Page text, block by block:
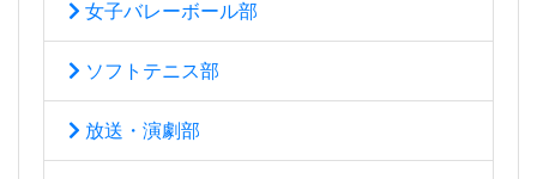
女子バレーボール部
ソフトテニス部
放送・演劇部